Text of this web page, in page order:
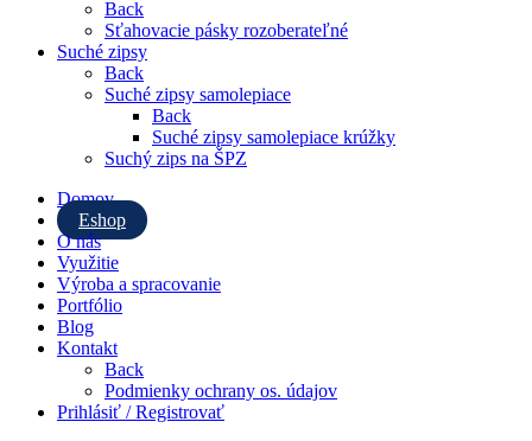
Back
Sťahovacie pásky rozoberateľné
Suché zipsy
Back
Suché zipsy samolepiace
Back
Suché zipsy samolepiace krúžky
Suchý zips na ŠPZ
Domov
Eshop
O nás
Využitie
Výroba a spracovanie
Portfólio
Blog
Kontakt
Back
Podmienky ochrany os. údajov
Prihlásiť / Registrovať